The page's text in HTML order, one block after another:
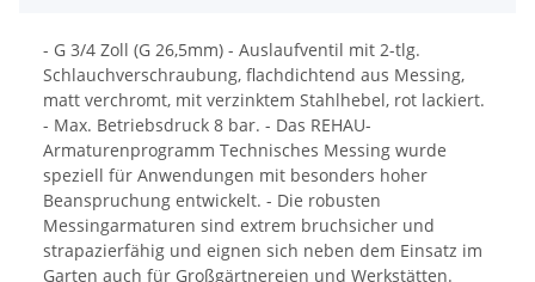
- G 3/4 Zoll (G 26,5mm) - Auslaufventil mit 2-tlg.
Schlauchverschraubung, flachdichtend aus Messing,
matt verchromt, mit verzinktem Stahlhebel, rot lackiert.
- Max. Betriebsdruck 8 bar. - Das REHAU-
Armaturenprogramm Technisches Messing wurde
speziell für Anwendungen mit besonders hoher
Beanspruchung entwickelt. - Die robusten
Messingarmaturen sind extrem bruchsicher und
strapazierfähig und eignen sich neben dem Einsatz im
Garten auch für Großgärtnereien und Werkstätten.